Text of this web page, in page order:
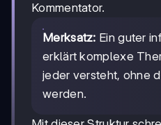
Kommentator.
Merksatz: Ein guter
erklärt komplexe
jeder versteht, ohne
werden.